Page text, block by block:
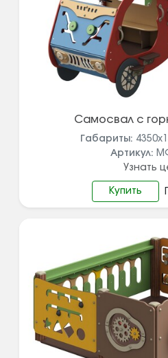
Самосвал с
Габариты:
Артикул:
Узнать
Купить